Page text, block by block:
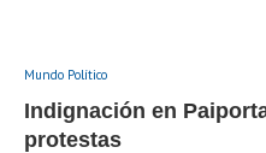
Mundo Político
Indignación en
protestas